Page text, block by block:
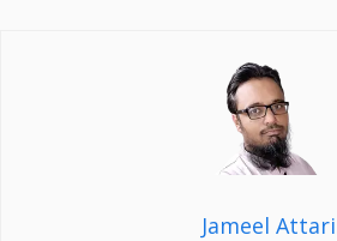
Jameel Attari